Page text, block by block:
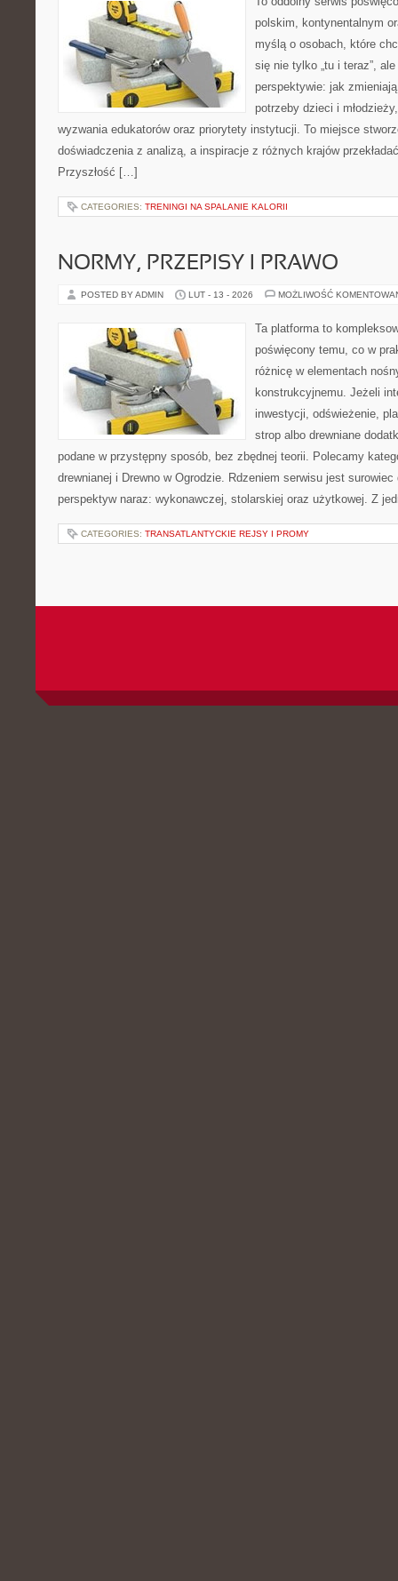
polskim, kontynentalnym
myślą o osobach, które
się nie tylko „tu i teraz”,
perspektywie: jak
potrzeby dzieci i
wyzwania edukatorów oraz priorytety instytucji. To miejsce
doświadczenia z analizą, a inspiracje z różnych krajów
Przyszłość […]
CATEGORIES: TRENINGI NA SPALANIE KALORII
NORMY, PRZEPISY I PRAWO
POSTED BY ADMIN LUT - 13 - 2026 MOŻLIWOŚĆ
Ta platforma to
poświęcony temu, co w
różnicę w elementach
konstrukcyjnemu. Jeżeli
inwestycji, odświeżenie,
strop albo drewniane
podane w przystępny sposób, bez zbędnej teorii. Polecamy
drewnianej i Drewno w Ogrodzie. Rdzeniem serwisu jest
perspektyw naraz: wykonawczej, stolarskiej oraz użytkowej. Z
CATEGORIES: TRANSATLANTYCKIE REJSY I PROMY